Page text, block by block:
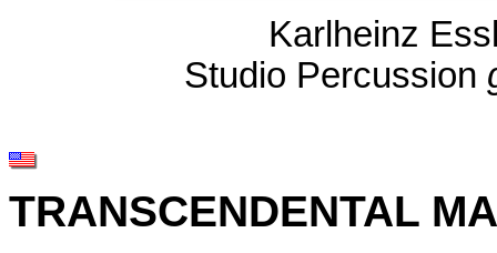
Karlheinz
Studio Percussion
TRANSCENDENTAL